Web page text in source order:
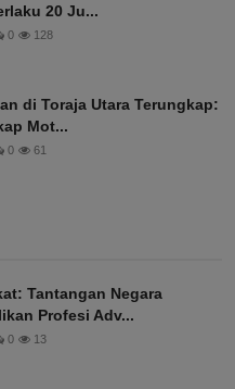
20 Ju...
0 128
di Toraja Utara Terungkap:
Mot...
0 61
Tantangan Negara
Profesi Adv...
0 13